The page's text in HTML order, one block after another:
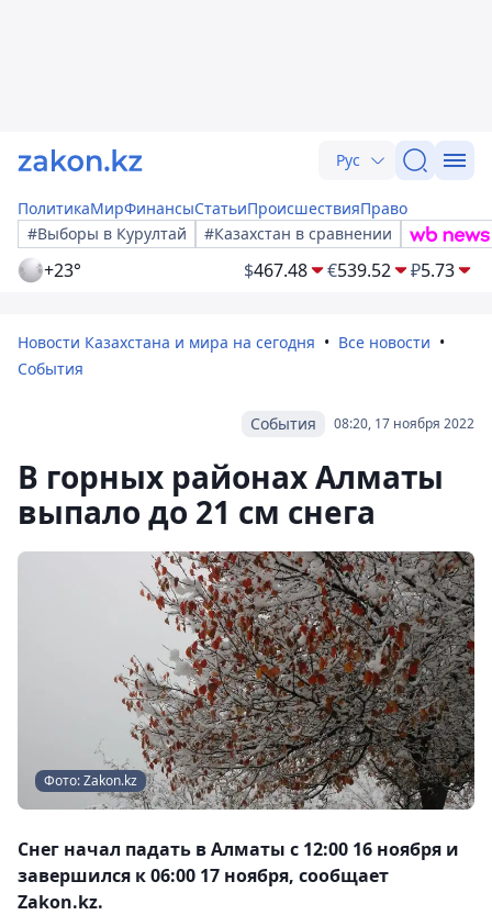
Рус
ПолитикаМирФинансыСтатьиПроисшествияПраво
#Выборы в Курултай
#Казахстан в сравнении
+23° $467.48 €539.52 ₽5.73
Новости Казахстана и мира на сегодня
Все новости
События
08:20, 17 ноября 2022
События
В горных районах Алматы
выпало до 21 см снега
Фото: Zakon.kz
Cнег начал падать в Алматы с 12:00 16 ноября и
завершился к 06:00 17 ноября, сообщает
Zakon.kz.